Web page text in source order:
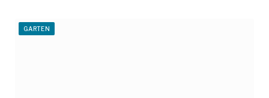
GARTEN